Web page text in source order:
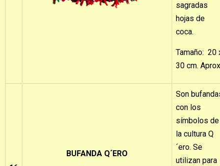
sagradas
hojas de
coca.
Tamaño: 20
30 cm.
BUFANDA Q´ERO
Son
con los
símbolos de
la cultura Q
´ero. Se
utilizan para